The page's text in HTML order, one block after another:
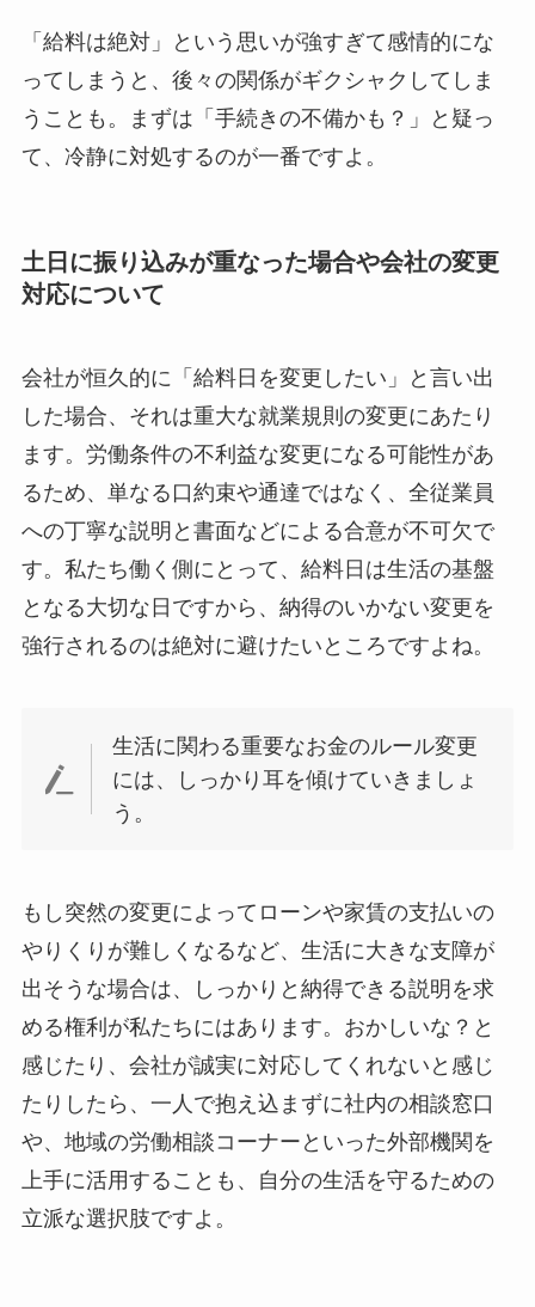
「給料は絶対」という思いが強すぎて感情的にな
ってしまうと、後々の関係がギクシャクしてしま
うことも。まずは「手続きの不備かも？」と疑っ
て、冷静に対処するのが一番ですよ。
土日に振り込みが重なった場合や会社の変更
対応について
会社が恒久的に「給料日を変更したい」と言い出
した場合、それは重大な就業規則の変更にあたり
ます。労働条件の不利益な変更になる可能性があ
るため、単なる口約束や通達ではなく、全従業員
への丁寧な説明と書面などによる合意が不可欠で
す。私たち働く側にとって、給料日は生活の基盤
となる大切な日ですから、納得のいかない変更を
強行されるのは絶対に避けたいところですよね。
生活に関わる重要なお金のルール変更
には、しっかり耳を傾けていきましょ
う。
もし突然の変更によってローンや家賃の支払いの
やりくりが難しくなるなど、生活に大きな支障が
出そうな場合は、しっかりと納得できる説明を求
める権利が私たちにはあります。おかしいな？と
感じたり、会社が誠実に対応してくれないと感じ
たりしたら、一人で抱え込まずに社内の相談窓口
や、地域の労働相談コーナーといった外部機関を
上手に活用することも、自分の生活を守るための
立派な選択肢ですよ。